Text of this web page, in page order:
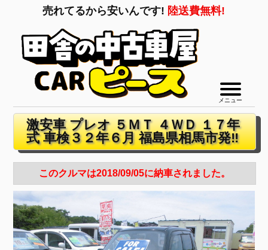
売れてるから安いんです! 陸送費無料!
メニュー
激安車 プレオ ５ＭＴ ４ＷＤ １７年
式 車検３２年６月 福島県相馬市発‼
このクルマは2018/09/05に納車されました。